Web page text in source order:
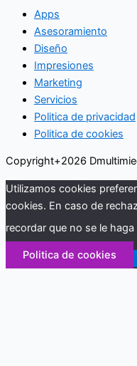
Apps
Asesoramiento
Diseño
Impresiones
Marketing
Servicios
Politica de privacidad
Politica de cookies
Copyright+2026
Utilizamos cookies
cookies. En caso de
recordar que no se le
Politica de cookies